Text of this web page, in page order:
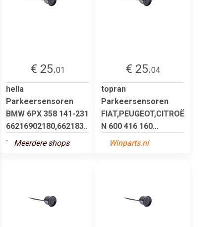
€ 25.01
hella
Parkeersensoren
BMW 6PX 358 141-231
66216902180,662183..
.
Meerdere shops
€ 25.04
topran
Parkeersensoren
FIAT,PEUGEOT,CITROË
N 600 416 160...
Winparts.nl